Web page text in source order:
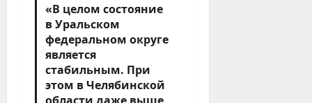
«В целом состояние
в Уральском
федеральном округе
является
стабильным. При
этом в Челябинской